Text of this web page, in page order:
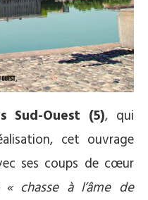
Sud-Ouest (5), qui
cet ouvrage
ses coups de cœur
« chasse à l’âme de